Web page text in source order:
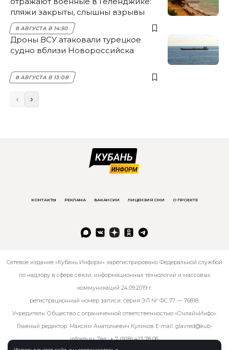
пляжи закрыты, слышны взрывы
8 АВГУСТА В 14:50
Дроны ВСУ атаковали турецкое
судно вблизи Новороссийска
8 АВГУСТА В 13:08
КОНТАКТЫ РЕКЛАМА ВАКАНСИИ ЛИЦЕНЗИЯ СМИ О ПРОЕКТЕ
Сетевое издание «Кубань Информ» зарегистрировано Федеральной службой
по надзору в сфере связи, информационных технологий и массовых
коммуникаций 24.09.2019 г.
регистрационный номер записи: серия ЭЛ № ФС 77 — 76818.
Учредитель: Общество с ограниченной ответственностью «ОнлайнИнфо».
Главный редактор: Максим Анатольевич Куликов E-mail: glavred@kub-
inform.ru. Тел.:+ 7 (928) 413 78 06.